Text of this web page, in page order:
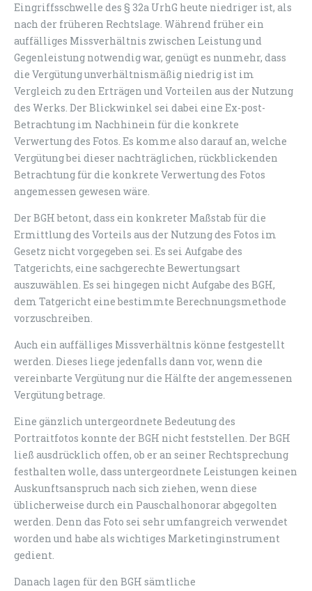
Eingriffsschwelle des § 32a UrhG heute niedriger ist, als
nach der früheren Rechtslage. Während früher ein
auffälliges Missverhältnis zwischen Leistung und
Gegenleistung notwendig war, genügt es nunmehr, dass
die Vergütung unverhältnismäßig niedrig ist im
Vergleich zu den Erträgen und Vorteilen aus der Nutzung
des Werks. Der Blickwinkel sei dabei eine Ex-post-
Betrachtung im Nachhinein für die konkrete
Verwertung des Fotos. Es komme also darauf an, welche
Vergütung bei dieser nachträglichen, rückblickenden
Betrachtung für die konkrete Verwertung des Fotos
angemessen gewesen wäre.
Der BGH betont, dass ein konkreter Maßstab für die
Ermittlung des Vorteils aus der Nutzung des Fotos im
Gesetz nicht vorgegeben sei. Es sei Aufgabe des
Tatgerichts, eine sachgerechte Bewertungsart
auszuwählen. Es sei hingegen nicht Aufgabe des BGH,
dem Tatgericht eine bestimmte Berechnungsmethode
vorzuschreiben.
Auch ein auffälliges Missverhältnis könne festgestellt
werden. Dieses liege jedenfalls dann vor, wenn die
vereinbarte Vergütung nur die Hälfte der angemessenen
Vergütung betrage.
Eine gänzlich untergeordnete Bedeutung des
Portraitfotos konnte der BGH nicht feststellen. Der BGH
ließ ausdrücklich offen, ob er an seiner Rechtsprechung
festhalten wolle, dass untergeordnete Leistungen keinen
Auskunftsanspruch nach sich ziehen, wenn diese
üblicherweise durch ein Pauschalhonorar abgegolten
werden. Denn das Foto sei sehr umfangreich verwendet
worden und habe als wichtiges Marketinginstrument
gedient.
Danach lagen für den BGH sämtliche